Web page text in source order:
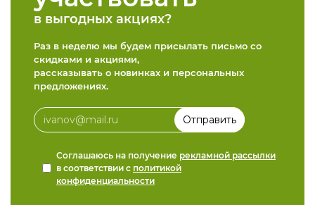
в выгодных акциях?
Раз в неделю мы будем присылать письмо со
скидками и акциями,
рассказывать о новинках и персональных
предложениях.
Соглашаюсь на получение рекламной рассылки
в соответствии с политикой
конфиденциальности